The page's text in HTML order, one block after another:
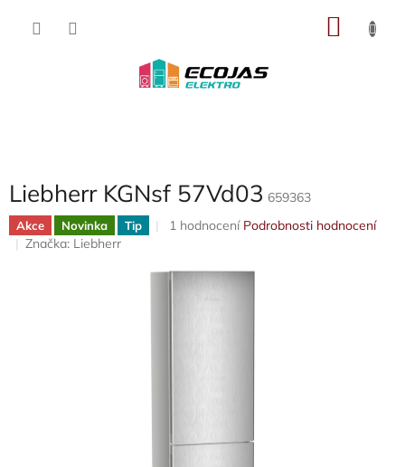
Liebherr KGNsf 57Vd03 659363
Akce Novinka Tip
Průměrné
je
1 hodnocení Podrobnosti hodnocení
Značka: Liebherr